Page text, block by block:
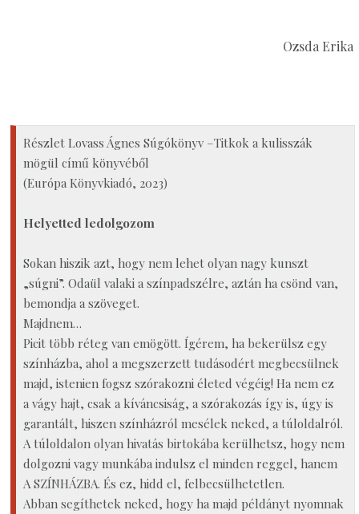
Ozsda Erika
Részlet Lovass Ágnes Súgókönyv –Titkok a kulisszák
mögül című könyvéből
(Európa Könyvkiadó, 2023)
Helyetted ledolgozom
Sokan hiszik azt, hogy nem lehet olyan nagy kunszt
„súgni”. Odaül valaki a színpadszélre, aztán ha csönd van,
bemondja a szöveget.
Majdnem…
Picit több réteg van emögött. Ígérem, ha bekerülsz egy
színházba, ahol a megszerzett tudásodért megbecsülnek
majd, istenien fogsz szórakozni életed végéig! Ha nem ez
a vágy hajt, csak a kíváncsiság, a szórakozás így is, úgy is
garantált, hiszen színházról mesélek neked, a túloldalról.
A túloldalon olyan hivatás birtokába kerülhetsz, hogy nem
dolgozni vagy munkába indulsz el minden reggel, hanem
A SZÍNHÁZBA. És ez, hidd el, felbecsülhetetlen.
Abban segíthetek neked, hogy ha majd példányt nyomnak